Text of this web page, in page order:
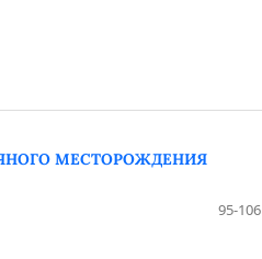
МЕСТОРОЖДЕНИЯ
95-106